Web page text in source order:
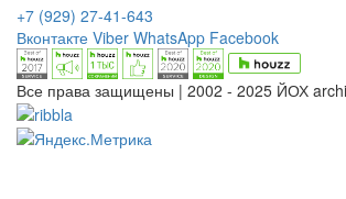
+7 (929) 27-41-643
Вконтакте Viber WhatsApp Facebook
Все права защищены | 2002 - 2025 ЙОХ